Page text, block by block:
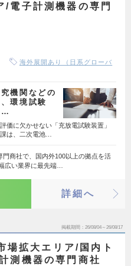
/電子計測機器の専門
海外展開あり（日系グローバ
機関などの
環境試験
…
価に欠かせない「充放電試験装置」
は、二次電池…
門商社で、国内外100以上の拠点を活
広い業界に最先端…
詳細へ
掲載期間 26/08/04～26/08/17
場拡大エリア/国内ト
測機器の専門商社